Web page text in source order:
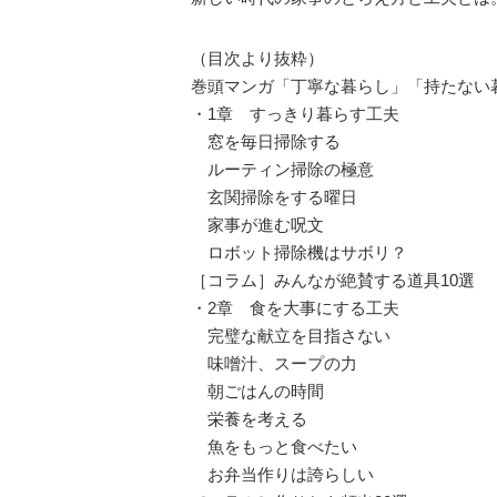
（目次より抜粋）
巻頭マンガ「丁寧な暮らし」「持たない
・1章 すっきり暮らす工夫
窓を毎日掃除する
ルーティン掃除の極意
玄関掃除をする曜日
家事が進む呪文
ロボット掃除機はサボリ？
［コラム］みんなが絶賛する道具10選
・2章 食を大事にする工夫
完璧な献立を目指さない
味噌汁、スープの力
朝ごはんの時間
栄養を考える
魚をもっと食べたい
お弁当作りは誇らしい